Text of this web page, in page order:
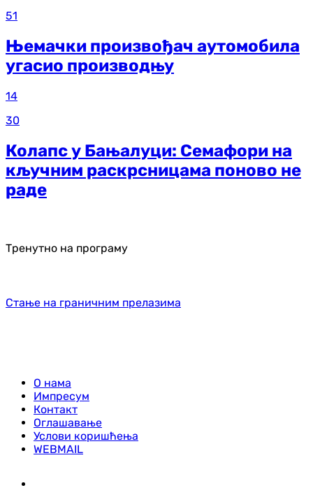
51
Њемачки произвођач аутомобила
угасио производњу
14
30
Колапс у Бањалуци: Семафори на
кључним раскрсницама поново не
раде
Тренутно на програму
Стање на граничним прелазима
О нама
Импресум
Контакт
Оглашавање
Услови коришћења
WEBMAIL